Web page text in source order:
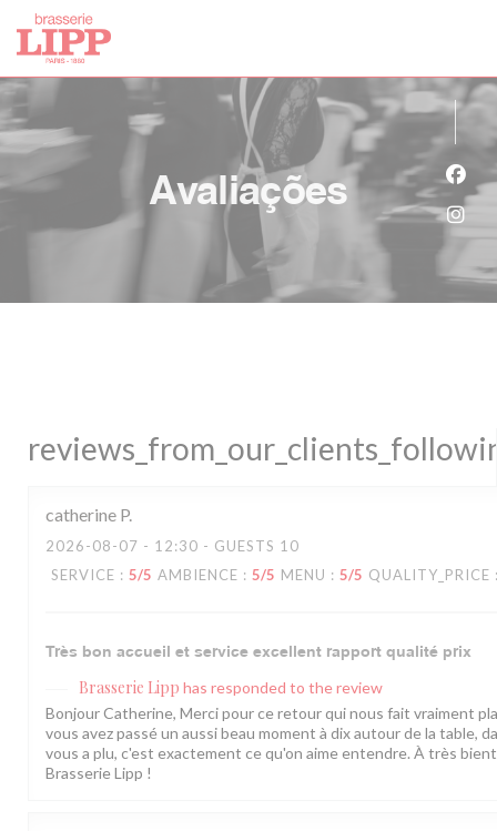
Painel de Gerenciamento de Cookies
Avaliações
catherine P
2026-08-07 - 12:30 - GUESTS 10
SERVICE : 5/5 AMBIENCE : 5/5 MENU : 5/5 QUALITY_PRICE
Très bon accueil et service excellent rapport qualité prix
Brasserie Lipp has responded to the review
Bonjour Catherine, Merci pour ce retour qui nous fait vraiment
vous avez passé un aussi beau moment à dix autour de la table,
vous a plu, c'est exactement ce qu'on aime entendre. À très
Brasserie Lipp !